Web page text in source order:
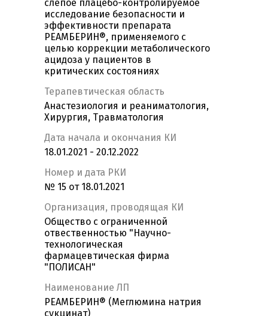
слепое плацебо-контролируемое
исследование безопасности и
эффективности препарата
РЕАМБЕРИН®, применяемого с
целью коррекции метаболического
ацидоза у пациентов в
критических состояниях
Терапевтическая область
Анастезиология и реаниматология,
Хирургия, Травматология
Дата начала и окончания КИ
18.01.2021 - 20.12.2022
Номер и дата РКИ
№ 15 от 18.01.2021
Организация, проводящая КИ
Общество с ограниченной
отвественностью "Научно-
технологическая
фармацевтическая фирма
"ПОЛИСАН"
Наименование ЛП
РЕАМБЕРИН® (Меглюмина натрия
сукцинат)